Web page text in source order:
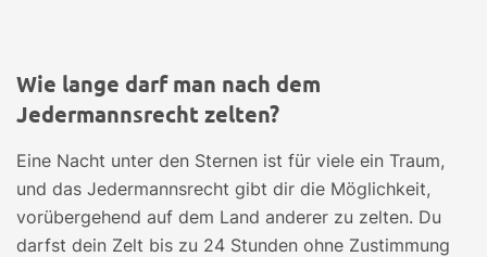
Wie lange darf man nach dem
Jedermannsrecht zelten?
Eine Nacht unter den Sternen ist für viele ein Traum,
und das Jedermannsrecht gibt dir die Möglichkeit,
vorübergehend auf dem Land anderer zu zelten. Du
darfst dein Zelt bis zu 24 Stunden ohne Zustimmung